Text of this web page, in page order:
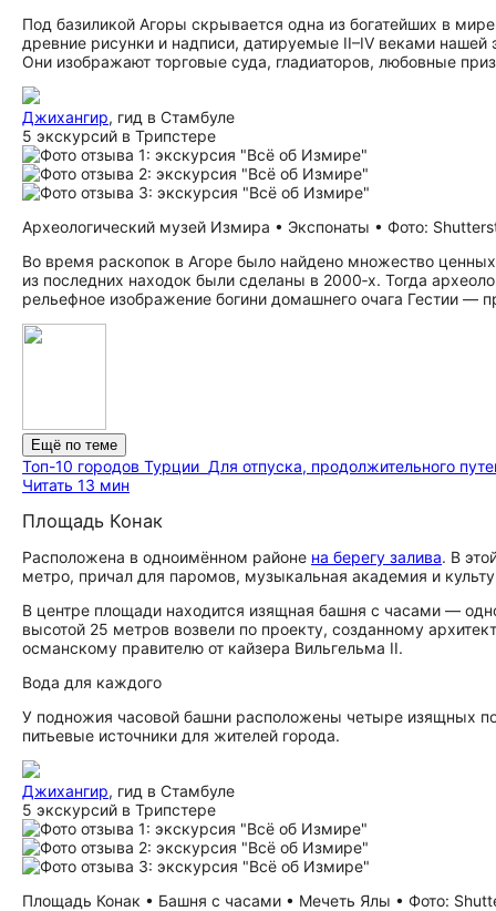
Под базиликой Агоры скрывается одна из богатейших в
древние рисунки и надписи, датируемые II–IV веками
Они изображают торговые суда, гладиаторов, любовные
Джихангир, гид в Стамбуле
5 экскурсий в Трипстере
Археологический музей Измира • Экспонаты • Фото:
Во время раскопок в Агоре было найдено множество
из последних находок были сделаны в 2000‑х. Тогда
рельефное изображение богини домашнего очага Гестии —
Ещё по теме
Топ-10 городов Турции Для отпуска, продолжительного
Читать 13 мин
Площадь Конак
Расположена в одноимённом районе на берегу залива. В
метро, причал для паромов, музыкальная академия и
В центре площади находится изящная башня с часами —
высотой 25 метров возвели по проекту, созданному
османскому правителю от кайзера Вильгельма II.
Вода для каждого
У подножия часовой башни расположены четыре изящных
питьевые источники для жителей города.
Джихангир, гид в Стамбуле
5 экскурсий в Трипстере
Площадь Конак • Башня с часами • Мечеть Ялы • Фото: